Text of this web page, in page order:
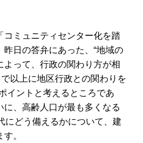
ミュニティセンター化を踏
日の答弁にあった、“地域の
って、行政の関わり方が相
以上に地区行政との関わりを
イントと考えるところであ
に、高齢人口が最も多くなる
にどう備えるかについて、建
。